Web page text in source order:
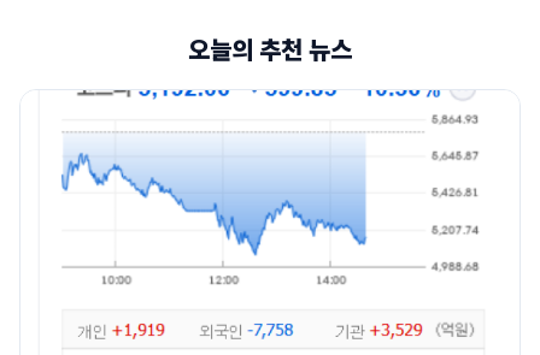
오늘의 추천 뉴스